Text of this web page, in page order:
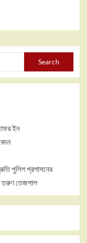
ইন
পুলিশ প্রশাসনের
তরুণ তেজপাল